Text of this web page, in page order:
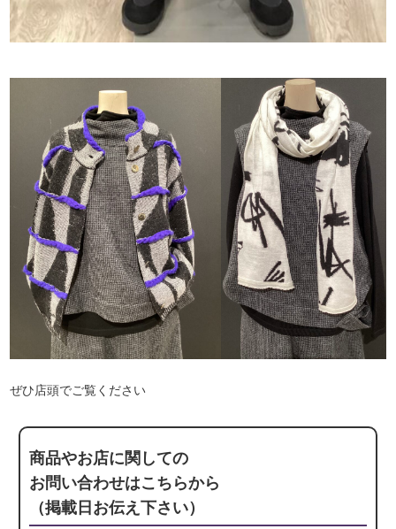
ぜひ店頭でご覧ください
商品やお店に関しての
お問い合わせはこちらから
（掲載日お伝え下さい）